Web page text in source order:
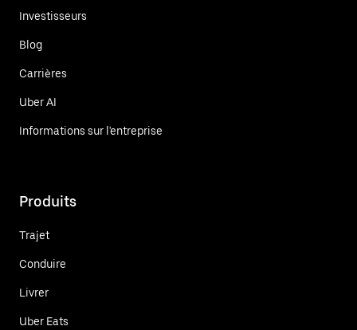
Investisseurs
Blog
Carrières
Uber AI
Informations sur l'entreprise
Produits
Trajet
Conduire
Livrer
Uber Eats